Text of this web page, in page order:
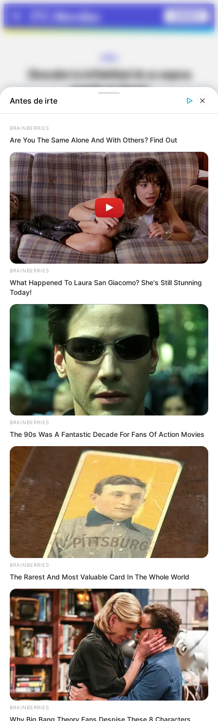
¡Descubre la infidelidad de su esposa
usando un drone!
TwitterPinterestTumblrCopy
Un usuario de YouTube utilizó un drone para cachar a
su esposa en plena infidelidad
El usuario de YouTube,Yaog, subió un video a su
cuenta en donde aclara que cachó a su esposa en
plena infidelidad y lo hizo de la forma más rara
posible, utilizando un drone conectado a una cámara.
Según se puede ver en el clip, el microdispositivo viajó
hasta el vehículo de esta mujer sólo para captarla
con otro hombre: ?Si ven detenidamente podrán
descubrir como se destruyen más de 18 años de
relación?.
En otra parte la joven camina arreglándose el cabello
para ver a su cita, situación que obviamente puso
furioso a su marido: ?Aquí está mejorando su
apariencia, claro, tienes que verte bonita para el tipo
con el que estás a punto de engañar a tu pareja?.
Este es la historia más triste que hemos leído de una
infidelidad, y es que usar la tecnología para espiar a
tu pareja podría traer resultados como estos,
además de lo poco ético que es.
Entérate de más en TVyNovelasTwitter,
Facebook
Instagram Youtube.
TwitterPinterest